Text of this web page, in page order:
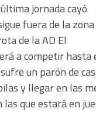
jornada cayó
fuera de la zona
de la AD El
a competir
un parón de
y llegar en las
que estará en